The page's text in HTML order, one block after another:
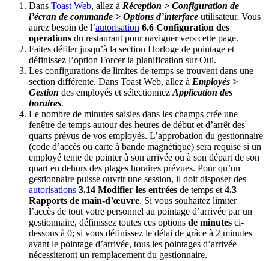
Dans Toast Web, allez à Réception > Configuration de
l’écran de commande > Options d’interface utilisateur. Vous
aurez besoin de l’autorisation 6.6 Configuration des
opérations du restaurant pour naviguer vers cette page.
Faites défiler jusqu’à la section Horloge de pointage et
définissez l’option Forcer la planification sur Oui.
Les configurations de limites de temps se trouvent dans une
section différente. Dans Toast Web, allez à Employés >
Gestion des employés et sélectionnez Application des
horaires.
Le nombre de minutes saisies dans les champs crée une
fenêtre de temps autour des heures de début et d’arrêt des
quarts prévus de vos employés. L’approbation du gestionnaire
(code d’accès ou carte à bande magnétique) sera requise si un
employé tente de pointer à son arrivée ou à son départ de son
quart en dehors des plages horaires prévues. Pour qu’un
gestionnaire puisse ouvrir une session, il doit disposer des
autorisations 3.14 Modifier les entrées de temps et 4.3
Rapports de main-d’œuvre. Si vous souhaitez limiter
l’accès de tout votre personnel au pointage d’arrivée par un
gestionnaire, définissez toutes ces options de minutes ci-
dessous à 0; si vous définissez le délai de grâce à 2 minutes
avant le pointage d’arrivée, tous les pointages d’arrivée
nécessiteront un remplacement du gestionnaire.